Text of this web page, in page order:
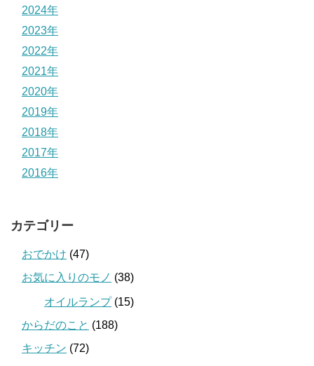
2024年
2023年
2022年
2021年
2020年
2019年
2018年
2017年
2016年
カテゴリー
おでかけ (47)
お気に入りのモノ (38)
オイルランプ(15)
からだのこと (188)
キッチン (72)